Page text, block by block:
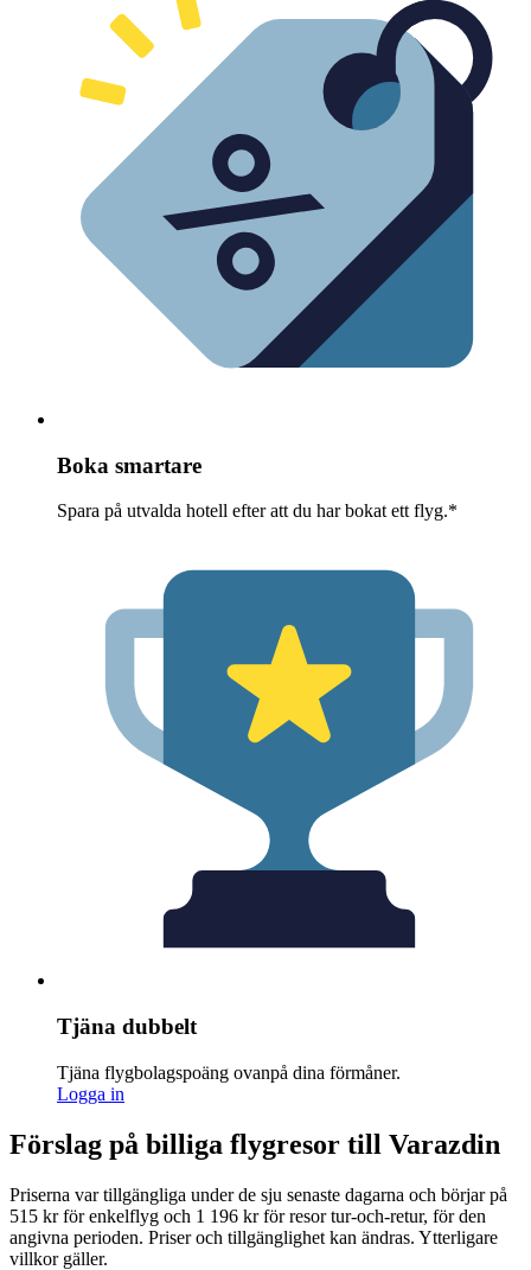
Boka smartare
Spara på utvalda hotell efter att du har bokat ett flyg.*
Tjäna dubbelt
Tjäna flygbolagspoäng ovanpå dina förmåner.
Logga in
Förslag på billiga flygresor till Varazdin
Priserna var tillgängliga under de sju senaste dagarna och börjar på
515 kr för enkelflyg och 1 196 kr för resor tur-och-retur, för den
angivna perioden. Priser och tillgänglighet kan ändras. Ytterligare
villkor gäller.